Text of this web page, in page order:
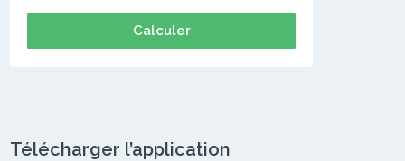
Calculer
Télécharger l’application